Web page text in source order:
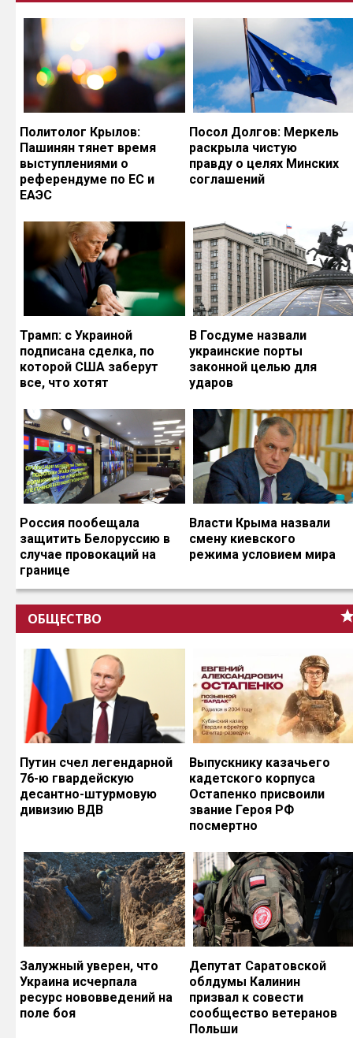
Политолог Крылов:
Пашинян тянет время
выступлениями о
референдуме по ЕС и
ЕАЭС
Посол Долгов: Меркель
раскрыла чистую
правду о целях Минских
соглашений
Трамп: с Украиной
подписана сделка, по
которой США заберут
все, что хотят
В Госдуме назвали
украинские порты
законной целью для
ударов
Россия пообещала
защитить Белоруссию в
случае провокаций на
границе
Власти Крыма назвали
смену киевского
режима условием мира
ОБЩЕСТВО
Путин счел легендарной
76-ю гвардейскую
десантно-штурмовую
дивизию ВДВ
Выпускнику казачьего
кадетского корпуса
Остапенко присвоили
звание Героя РФ
посмертно
Залужный уверен, что
Украина исчерпала
ресурс нововведений на
поле боя
Депутат Саратовской
облдумы Калинин
призвал к совести
сообщество ветеранов
Польши